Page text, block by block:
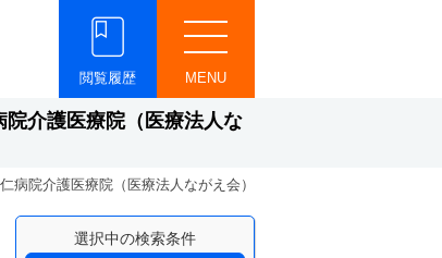
MENU
閲覧履歴
院介護医療院（医療法人な
病院介護医療院（医療法人ながえ会）
選択中の検索条件